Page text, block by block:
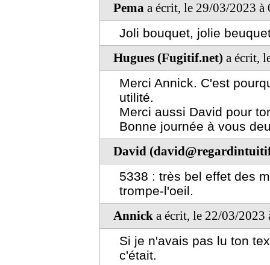
Pema a écrit, le 29/03/2023 à
Joli bouquet, jolie
Hugues (Fugitif.net) a écrit,
Merci Annick. C'est
utilité.
Merci aussi David pour
Bonne journée à vous
David
5338 : très bel effet des
trompe-l'oeil.
Annick a écrit, le 22/03/2023
Si je n'avais pas lu ton
c'était.